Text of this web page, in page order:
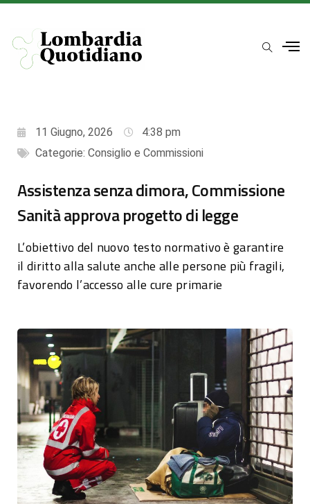
11 Giugno, 2026
4:38 pm
Categorie: Consiglio e Commissioni
Assistenza senza dimora, Commissione
Sanità approva progetto di legge
L’obiettivo del nuovo testo normativo è garantire
il diritto alla salute anche alle persone più fragili,
favorendo l’accesso alle cure primarie